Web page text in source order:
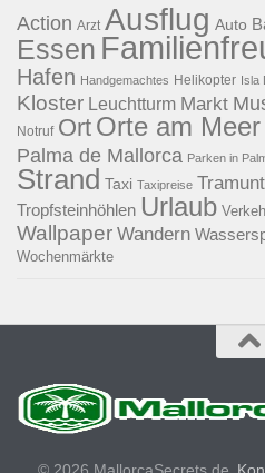
Action Arzt Ausflug Auto
Essen
Hafen Handgemachtes Helikopter Isla
Kloster Leuchtturm Markt
Notruf Ort Orte am Meer
Palma de Mallorca Parken in
Strand Taxi Taxipreise
Tropfsteinhöhlen Urlaub
Wallpaper Wandern
Wochenmärkte
© 2026 MallorcaSecrets.de